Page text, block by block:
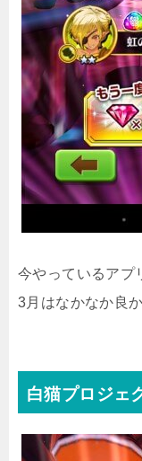
今やっているアプ
3月はなかなか良
白猫プロジェ